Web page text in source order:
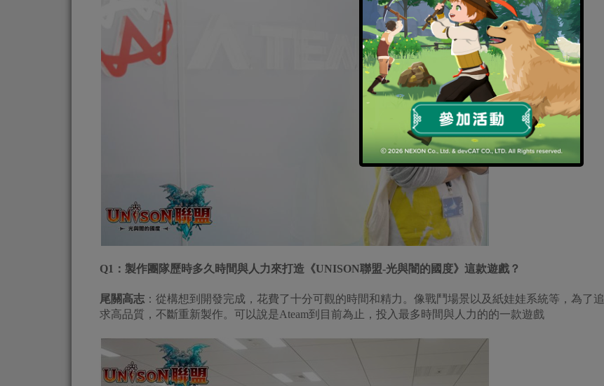
Q1 ：製作團隊歷時多久時間與人力來打造《UNISON聯盟-光與闇的國度》這款遊戲？
尾關高志 ：從構想到開發完成，花費了十分可觀的時間和精力。像戰鬥場景以及紙娃娃系統等，為了追
求高品質，不斷重新製作。可以說是Ateam到目前為止，投入最多時間與人力的的一款遊戲